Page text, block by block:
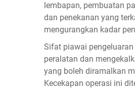
lembapan, pembuatan
dan penekanan yang
mengurangkan kadar
Sifat piawai
peralatan dan
yang boleh diramalkan
Kecekapan operasi ini